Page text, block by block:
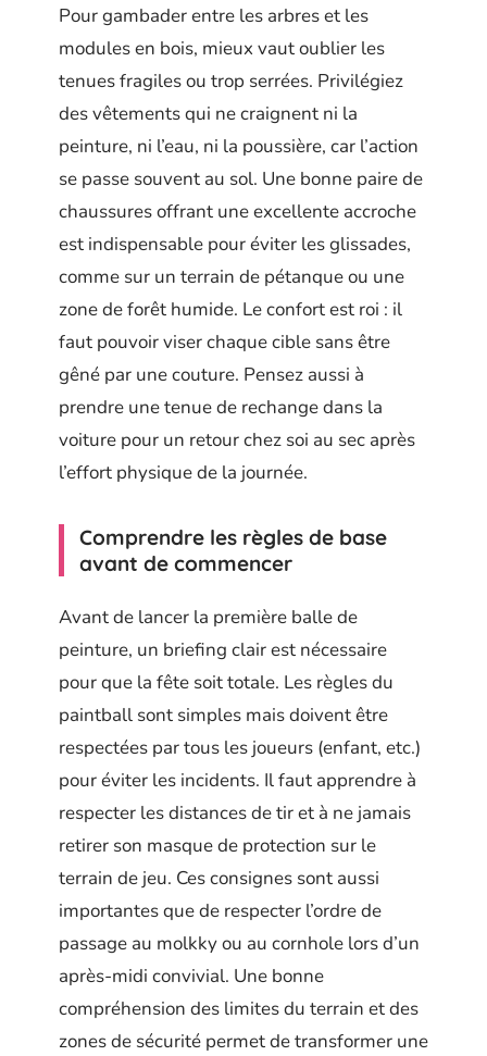
Pour gambader entre les arbres et les
modules en bois, mieux vaut oublier les
tenues fragiles ou trop serrées. Privilégiez
des vêtements qui ne craignent ni la
peinture, ni l’eau, ni la poussière, car l’action
se passe souvent au sol. Une bonne paire de
chaussures offrant une excellente accroche
est indispensable pour éviter les glissades,
comme sur un terrain de pétanque ou une
zone de forêt humide. Le confort est roi : il
faut pouvoir viser chaque cible sans être
gêné par une couture. Pensez aussi à
prendre une tenue de rechange dans la
voiture pour un retour chez soi au sec après
l’effort physique de la journée.
Comprendre les règles de base
avant de commencer
Avant de lancer la première balle de
peinture, un briefing clair est nécessaire
pour que la fête soit totale. Les règles du
paintball sont simples mais doivent être
respectées par tous les joueurs (enfant, etc.)
pour éviter les incidents. Il faut apprendre à
respecter les distances de tir et à ne jamais
retirer son masque de protection sur le
terrain de jeu. Ces consignes sont aussi
importantes que de respecter l’ordre de
passage au molkky ou au cornhole lors d’un
après-midi convivial. Une bonne
compréhension des limites du terrain et des
zones de sécurité permet de transformer une